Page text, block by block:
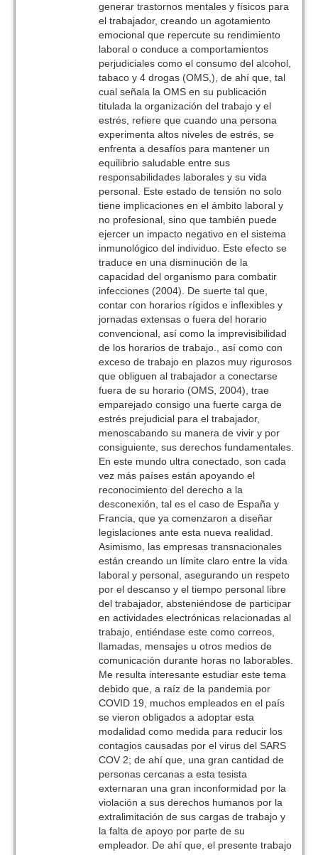
generar trastornos mentales y físicos para
el trabajador, creando un agotamiento
emocional que repercute su rendimiento
laboral o conduce a comportamientos
perjudiciales como el consumo del alcohol,
tabaco y 4 drogas (OMS,), de ahí que, tal
cual señala la OMS en su publicación
titulada la organización del trabajo y el
estrés, refiere que cuando una persona
experimenta altos niveles de estrés, se
enfrenta a desafíos para mantener un
equilibrio saludable entre sus
responsabilidades laborales y su vida
personal. Este estado de tensión no solo
tiene implicaciones en el ámbito laboral y
no profesional, sino que también puede
ejercer un impacto negativo en el sistema
inmunológico del individuo. Este efecto se
traduce en una disminución de la
capacidad del organismo para combatir
infecciones (2004). De suerte tal que,
contar con horarios rígidos e inflexibles y
jornadas extensas o fuera del horario
convencional, así como la imprevisibilidad
de los horarios de trabajo., así como con
exceso de trabajo en plazos muy rigurosos
que obliguen al trabajador a conectarse
fuera de su horario (OMS, 2004), trae
emparejado consigo una fuerte carga de
estrés prejudicial para el trabajador,
menoscabando su manera de vivir y por
consiguiente, sus derechos fundamentales.
En este mundo ultra conectado, son cada
vez más países están apoyando el
reconocimiento del derecho a la
desconexión, tal es el caso de España y
Francia, que ya comenzaron a diseñar
legislaciones ante esta nueva realidad.
Asimismo, las empresas transnacionales
están creando un límite claro entre la vida
laboral y personal, asegurando un respeto
por el descanso y el tiempo personal libre
del trabajador, absteniéndose de participar
en actividades electrónicas relacionadas al
trabajo, entiéndase este como correos,
llamadas, mensajes u otros medios de
comunicación durante horas no laborables.
Me resulta interesante estudiar este tema
debido que, a raíz de la pandemia por
COVID 19, muchos empleados en el país
se vieron obligados a adoptar esta
modalidad como medida para reducir los
contagios causadas por el virus del SARS
COV 2; de ahí que, una gran cantidad de
personas cercanas a esta tesista
externaran una gran inconformidad por la
violación a sus derechos humanos por la
extralimitación de sus cargas de trabajo y
la falta de apoyo por parte de su
empleador. De ahí que, el presente trabajo